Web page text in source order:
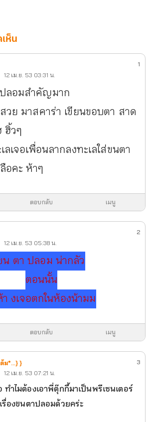
ห็น
12 เม.ย. 53 03:31 น.
1
ลอมสำคัญมาก
วย มาสคาร่า เขียนขอบตา สาด
ฮิ้วๆ
ลเจอเพื่อนลากลงทะเลใส่ขนตา
อคะ ห้าๆ
ตอบกลับ เมนู
12 เม.ย. 53 05:38 น.
2
น ตา ปลอม น่ากลัว
ตอนนั้น
งเจอตกในห้องน้ามม
ตอบกลับ เมนู
ม*...} }
12 เม.ย. 53 07:21 น.
3
ำไมต้องเอาพี่ตุ๊กกี้มาเป็นพรีเซนเตอร์
เรื่องขนตาปลอมด้วยคร่ะ